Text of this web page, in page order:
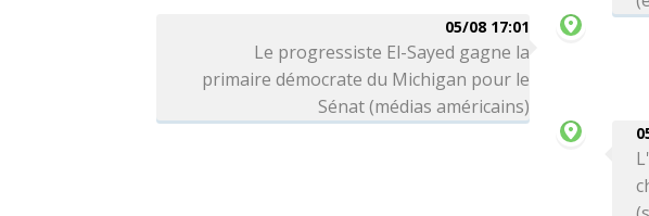
05/08 17:01
Le progressiste El-Sayed gagne la
primaire démocrate du Michigan pour le
Sénat (médias américains)